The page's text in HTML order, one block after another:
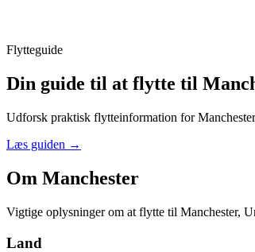
Flytteguide
Din guide til at flytte til
Udforsk praktisk flytteinformation for
Læs guiden →
Om Manchester
Vigtige oplysninger om at flytte til Manchester,
Land